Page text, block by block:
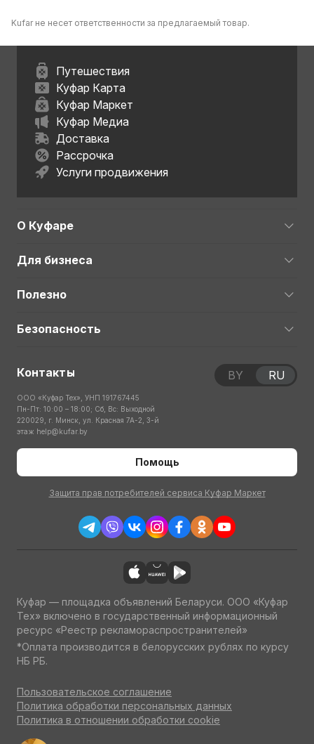
Kufar не несет ответственности за предлагаемый товар.
Путешествия
Куфар Карта
Куфар Маркет
Куфар Медиа
Доставка
Рассрочка
Услуги продвижения
О Куфаре
Для бизнеса
Полезно
Безопасность
Контакты
ООО «Куфар Тех», УНП 191767445
Пн-Пт: 10:00 – 18:00; Сб, Вс: Выходной
220029, г. Минск, ул. Красная 7А-2, 3-й
этаж help@kufar.by
Помощь
Защита прав потребителей сервиса Куфар Маркет
BY RU
Куфар — площадка объявлений Беларуси. ООО «Куфар
Тех» включено в государственный информационный
ресурс «Реестр рекламораспространителей»
*Оплата производится в белорусских рублях по курсу
НБ РБ.
Пользовательское соглашение
Политика обработки персональных данных
Политика в отношении обработки cookie